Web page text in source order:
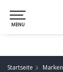
MENU
Startseite Marken